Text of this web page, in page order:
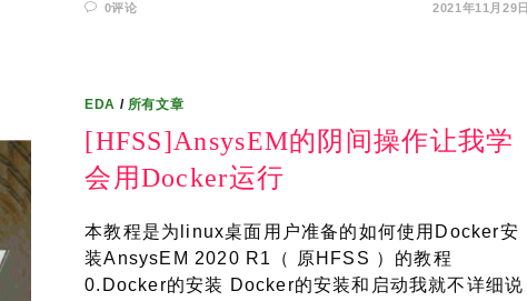
0评论 2021年11月29日
EDA / 所有文章
[HFSS]AnsysEM的阴间操作让我学
会用Docker运行
本教程是为linux桌面用户准备的如何使用Docker安
装AnsysEM 2020 R1（ 原HFSS ）的教程
0.Docker的安装 Docker的安装和启动我就不详细说